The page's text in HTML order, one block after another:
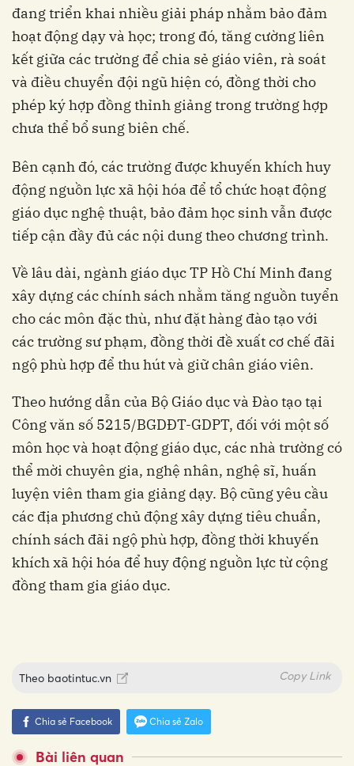
đang triển khai nhiều giải pháp nhằm bảo đảm
hoạt động dạy và học; trong đó, tăng cường liên
kết giữa các trường để chia sẻ giáo viên, rà soát
và điều chuyển đội ngũ hiện có, đồng thời cho
phép ký hợp đồng thỉnh giảng trong trường hợp
chưa thể bổ sung biên chế.
Bên cạnh đó, các trường được khuyến khích huy
động nguồn lực xã hội hóa để tổ chức hoạt động
giáo dục nghệ thuật, bảo đảm học sinh vẫn được
tiếp cận đầy đủ các nội dung theo chương trình.
Về lâu dài, ngành giáo dục TP Hồ Chí Minh đang
xây dựng các chính sách nhằm tăng nguồn tuyển
cho các môn đặc thù, như đặt hàng đào tạo với
các trường sư phạm, đồng thời đề xuất cơ chế đãi
ngộ phù hợp để thu hút và giữ chân giáo viên.
Theo hướng dẫn của Bộ Giáo dục và Đào tạo tại
Công văn số 5215/BGDĐT-GDPT, đối với một số
môn học và hoạt động giáo dục, các nhà trường có
thể mời chuyên gia, nghệ nhân, nghệ sĩ, huấn
luyện viên tham gia giảng dạy. Bộ cũng yêu cầu
các địa phương chủ động xây dựng tiêu chuẩn,
chính sách đãi ngộ phù hợp, đồng thời khuyến
khích xã hội hóa để huy động nguồn lực từ cộng
đồng tham gia giáo dục.
Theo baotintuc.vn Copy Link
Chia sẻ Facebook Chia sẻ Zalo
Bài liên quan